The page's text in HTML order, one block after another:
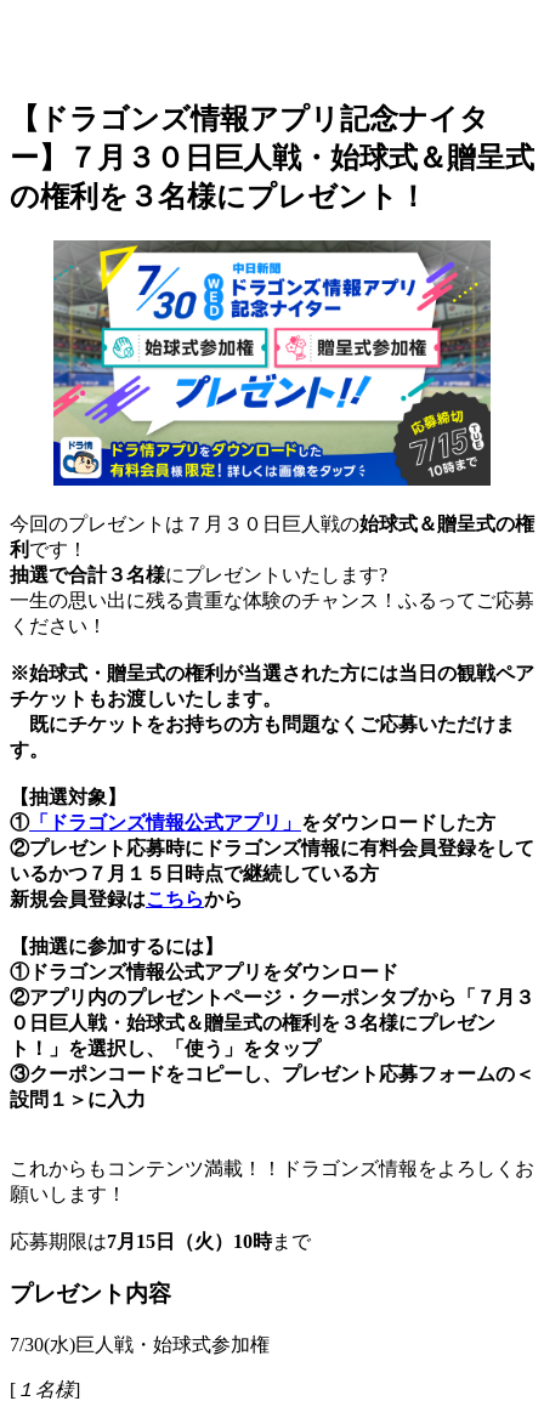
【ドラゴンズ情報アプリ記念ナイタ
ー】７月３０日巨人戦・始球式＆贈呈式
の権利を３名様にプレゼント！
今回のプレゼントは７月３０日巨人戦の始球式＆贈呈式の権
利 です！
抽選で合計３名様にプレゼントいたします?
一生の思い出に残る貴重な体験のチャンス！ふるってご応募
ください！
※始球式・贈呈式の権利が当選された方には当日の観戦ペア
チケットもお渡しいたします。
既にチケットをお持ちの方も問題なくご応募いただけま
す。
【抽選対象】
①「ドラゴンズ情報公式アプリ」 をダウンロードした方
②プレゼント応募時にドラゴンズ情報に有料会員登録をして
いるかつ７月１５日時点で継続している方
新規会員登録はこちらから
【抽選に参加するには】
①ドラゴンズ情報公式アプリをダウンロード
②アプリ内のプレゼントページ・クーポンタブから「７月３
０日巨人戦・始球式＆贈呈式の権利を３名様にプレゼン
ト！」を選択し、「使う」をタップ
③クーポンコードをコピーし、プレゼント応募フォームの＜
設問１＞に入力
これからもコンテンツ満載！！ドラゴンズ情報をよろしくお
願いします！
応募期限は7月15日（火）10時まで
プレゼント内容
7/30(水)巨人戦・始球式参加権
[ １名様]